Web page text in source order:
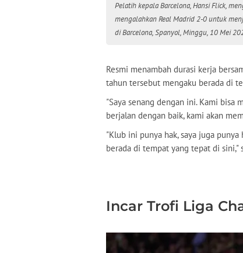
Pelatih kepala Barcelona, Hansi Flick,
mengalahkan Real Madrid 2-0 untuk
di Barcelona, Spanyol, Minggu, 10 Mei
Resmi menambah durasi kerja
tahun tersebut mengaku berada di
"Saya senang dengan ini. Kami bisa
berjalan dengan baik, kami akan
"Klub ini punya hak, saya juga punya
berada di tempat yang tepat di sini,"
Incar Trofi Liga